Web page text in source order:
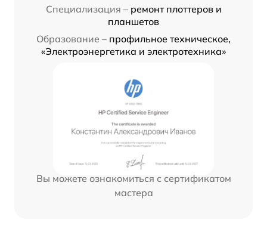
Специализация – ремонт плоттеров и
планшетов
Образование – профильное техническое,
«Электроэнергетика и электротехника»
Вы можете ознакомиться с сертификатом
мастера